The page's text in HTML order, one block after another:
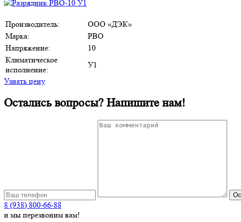
Производитель:
ООО «ДЭК»
Марка:
РВО
Напряжение:
10
Климатическое
исполнение:
У1
Узнать цену
Остались вопросы? Напишите нам!
8 (938) 800-66-88
и мы перезвоним вам!